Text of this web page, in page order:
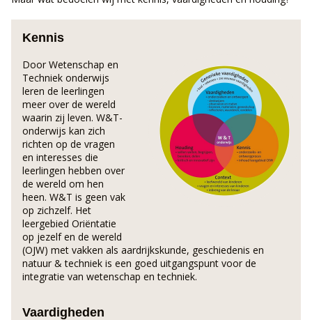
Kennis
Door Wetenschap en
Techniek onderwijs
leren de leerlingen
meer over de wereld
waarin zij leven. W&T-
onderwijs kan zich
richten op de vragen
en interesses die
leerlingen hebben over
de wereld om hen
heen. W&T is geen vak
op zichzelf. Het
leergebied Oriëntatie
op jezelf en de wereld
(OJW) met vakken als aardrijkskunde, geschiedenis en
natuur & techniek is een goed uitgangspunt voor de
integratie van wetenschap en techniek.
Vaardigheden